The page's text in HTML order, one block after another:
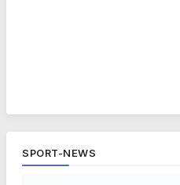
SPORT-NEWS